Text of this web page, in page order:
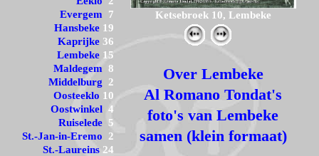
Ketsebroek 10, Lembeke
Over Lembeke
Al Romano Tondat's
foto's van Lembeke
samen (klein formaat)
Evergem 7
Hansbeke 19
Kaprijke 36
Lembeke 15
Maldegem 8
Middelburg 2
Oosteeklo 10
Oostwinkel 4
Ruiselede 5
St.-Jan-in-Eremo 2
St.-Laureins 24